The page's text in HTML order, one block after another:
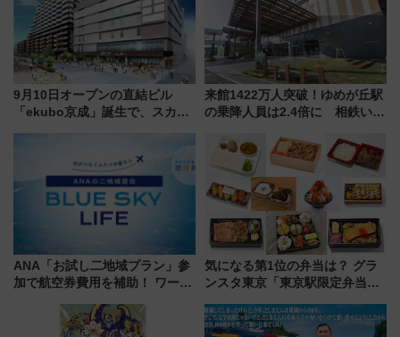
しめるプランが登場
9月10日オープンの直結ビル
「ekubo京成」誕生で、スカイ
新鎌ヶ谷はどう変わる？ 全テナ
ント情報も公開！
来館1422万人突破！ゆめが丘駅
の乗降人員は2.4倍に 相鉄いず
年祭にそうにゃん＆DB.スター
マンが登場
ANA「お試し二地域プラン」参
加で航空券費用を補助！ ワーケ
治体は？ 2026年は対象のエリア
が拡大！
気になる第1位の弁当は？ グラ
ンスタ東京「東京駅限定弁当